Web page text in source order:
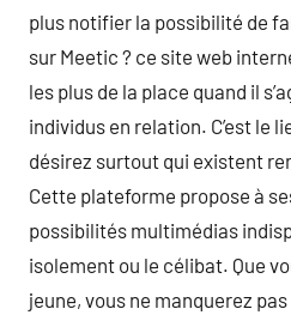
plus notifier la possibilité de
sur Meetic ? ce site web
les plus de la place quand il
individus en relation. C’est le
désirez surtout qui existent
Cette plateforme propose à
possibilités multimédias
isolement ou le célibat. Que
jeune, vous ne manquerez